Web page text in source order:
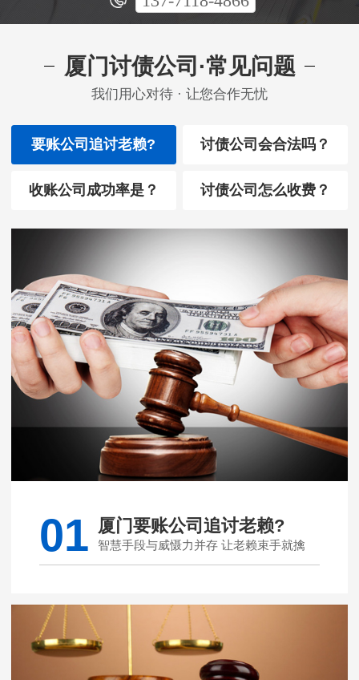
厦门讨债公司·常见问题
我们用心对待 · 让您合作无忧
要账公司追讨老赖? 讨债公司会合法吗？
收账公司成功率是？ 讨债公司怎么收费？
01 厦门要账公司追讨老赖?
智慧手段与威慑力并存 让老赖束手就擒